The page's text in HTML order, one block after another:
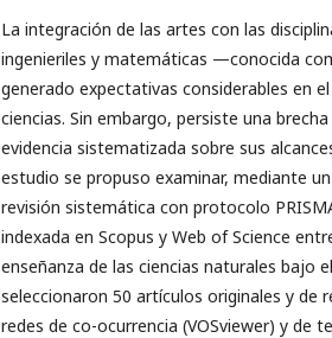
La integración de las artes con las
ingenieriles y matemáticas —conocida
generado expectativas considerables en
ciencias. Sin embargo, persiste una
evidencia sistematizada sobre sus
estudio se propuso examinar, mediante
revisión sistemática con protocolo
indexada en Scopus y Web of Science
enseñanza de las ciencias naturales bajo
seleccionaron 50 artículos originales y de
redes de co-ocurrencia (VOSviewer) y de